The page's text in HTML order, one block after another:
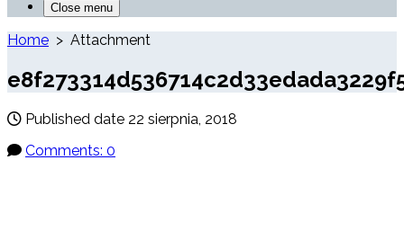
Close menu
Home > Attachment
Published date 22 sierpnia, 2018
Comments: 0